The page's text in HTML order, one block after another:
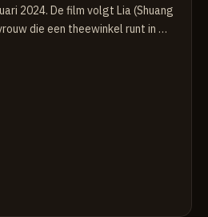
2024. De film volgt Lia (Shuang
die een theewinkel runt in …